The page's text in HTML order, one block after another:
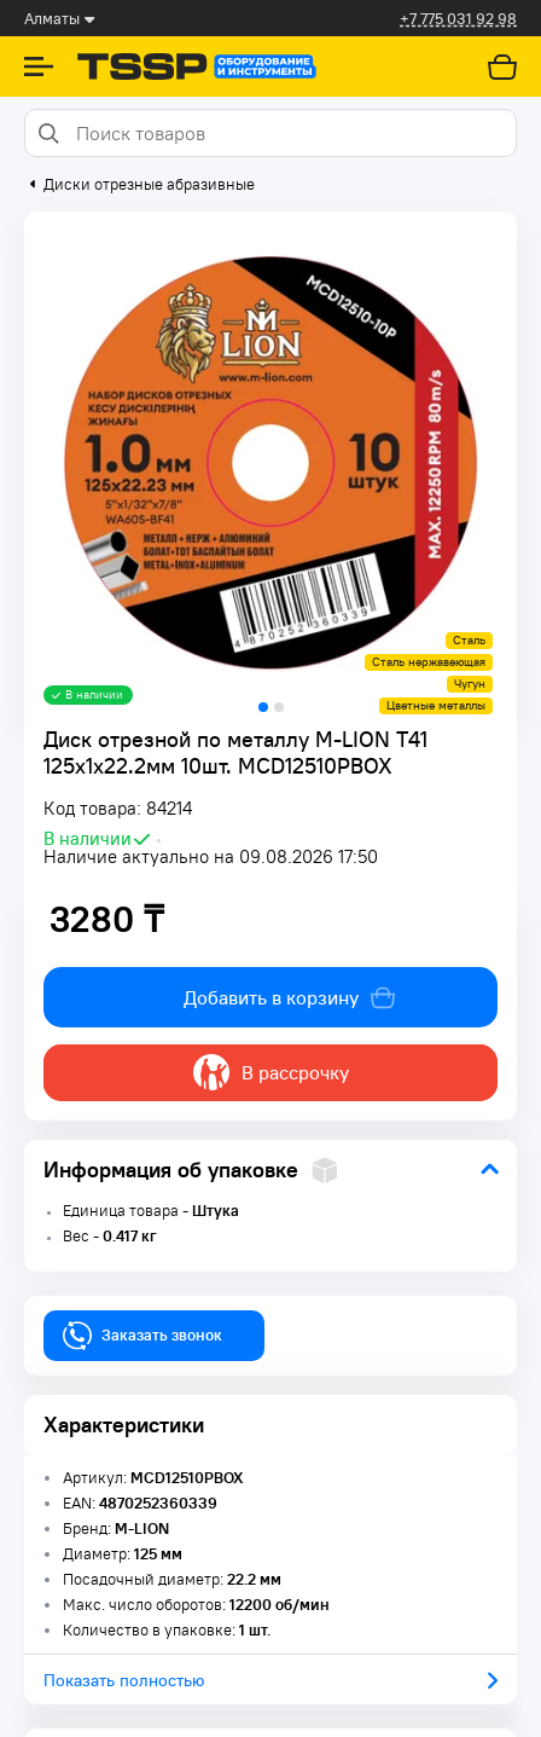
Алматы +7 775 031 92 98
Диски отрезные абразивные
Диск отрезной по металлу M-LION Т41
125х1х22.2мм 10шт. MCD12510PBOX
Код товара: 84214
В наличии
•
Наличие актуально на 09.08.2026 17:50
В наличии
Сталь
Сталь нержавеющая
Чугун
Цветные металлы
3280 ₸
3280 ₸
Добавить в корзину
В рассрочку
Информация об упаковке
Единица товара -Штука
Вес -0.417 кг
Заказать звонок
Характеристики
Артикул:MCD12510PBOX
EAN:4870252360339
Бренд:M-LION
Диаметр:125 мм
Посадочный диаметр:22.2 мм
Макс. число оборотов:12200 об/мин
Количество в упаковке:1 шт.
Показать полностью